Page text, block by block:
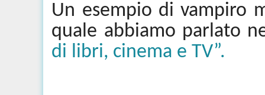
Un esempio di vampiro
quale abbiamo parlato
di libri, cinema e TV”.